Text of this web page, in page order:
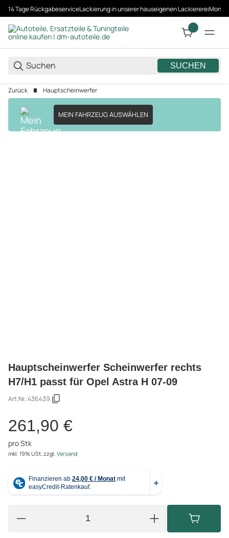
14 Tage RückgabeserviceLackierung in unserer hauseigenen Lackiererei
SUCHEN
Zurück Hauptscheinwerfer
MEIN FAHRZEUG AUSWÄHLEN
Hauptscheinwerfer Scheinwerfer rechts
H7/H1 passt für Opel Astra H 07-09
Art.Nr.:436439
261,90 €
pro Stk
inkl. 19% USt. zzgl. Versand